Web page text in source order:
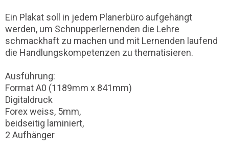
Ein Plakat soll in jedem Planerbüro aufgehängt
werden, um Schnupperlernenden die Lehre
schmackhaft zu machen und mit Lernenden laufend
die Handlungskompetenzen zu thematisieren.
Ausführung:
Format A0 (1189mm x 841mm)
Digitaldruck
Forex weiss, 5mm,
beidseitig laminiert,
2 Aufhänger